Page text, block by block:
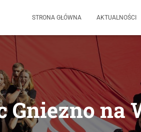
STRONA GŁÓWNA AKTUALNOŚCI
Gniezno na